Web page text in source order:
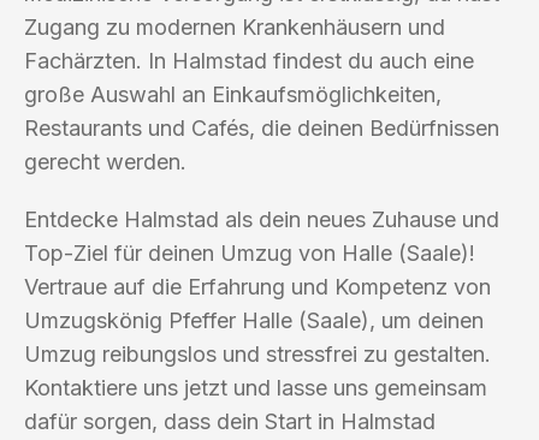
Zugang zu modernen Krankenhäusern und
Fachärzten. In Halmstad findest du auch eine
große Auswahl an Einkaufsmöglichkeiten,
Restaurants und Cafés, die deinen Bedürfnissen
gerecht werden.
Entdecke Halmstad als dein neues Zuhause und
Top-Ziel für deinen Umzug von Halle (Saale)!
Vertraue auf die Erfahrung und Kompetenz von
Umzugskönig Pfeffer Halle (Saale), um deinen
Umzug reibungslos und stressfrei zu gestalten.
Kontaktiere uns jetzt und lasse uns gemeinsam
dafür sorgen, dass dein Start in Halmstad